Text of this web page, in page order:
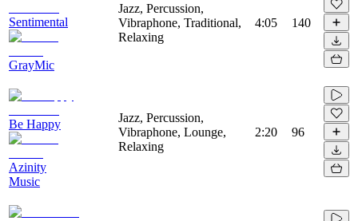
Sentimental
GrayMic
Jazz, Percussion,
Vibraphone, Traditional,
Relaxing
4:05 140
Be Happy
Azinity
Music
Jazz, Percussion,
Vibraphone, Lounge,
Relaxing
2:20 96